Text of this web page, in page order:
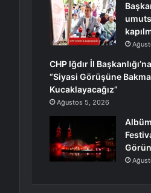
CHP Iğdır İl
“Siyasi Görüşüne
Kucaklayacağız”
Ağustos 5, 2026